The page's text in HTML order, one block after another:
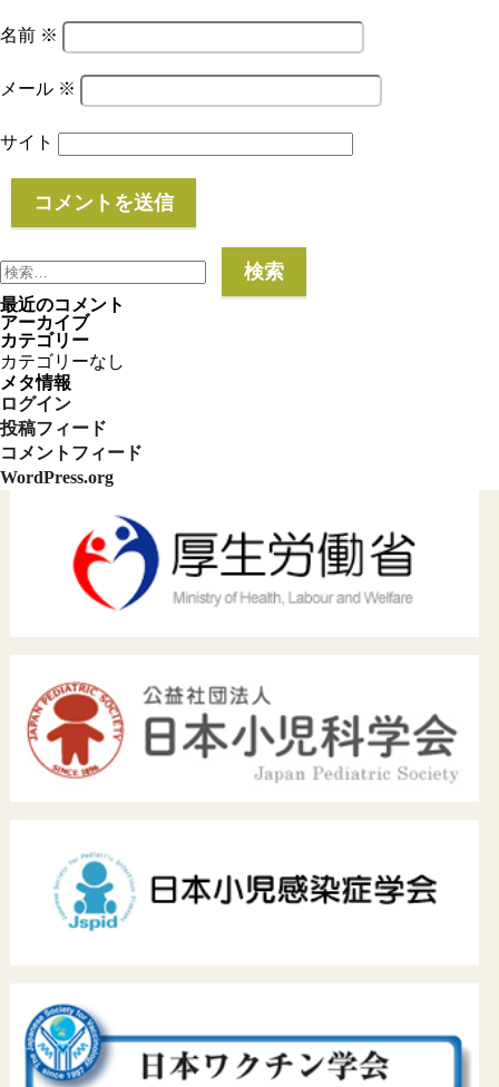
名前 ※
メール ※
サイト
索:
最近のコメント
アーカイブ
カテゴリー
カテゴリーなし
メタ情報
ログイン
投稿フィード
コメントフィード
WordPress.org